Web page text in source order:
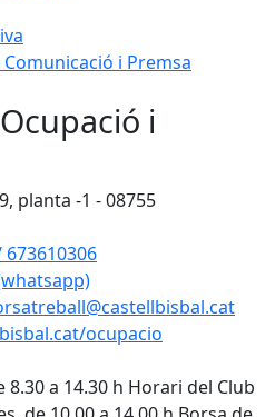
i Premsa
i
planta -1 - 08755
673610306
ocupacio
a 14.30 h Horari del Club